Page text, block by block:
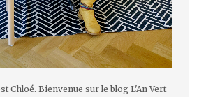
Chloé. Bienvenue sur le blog L'An Vert